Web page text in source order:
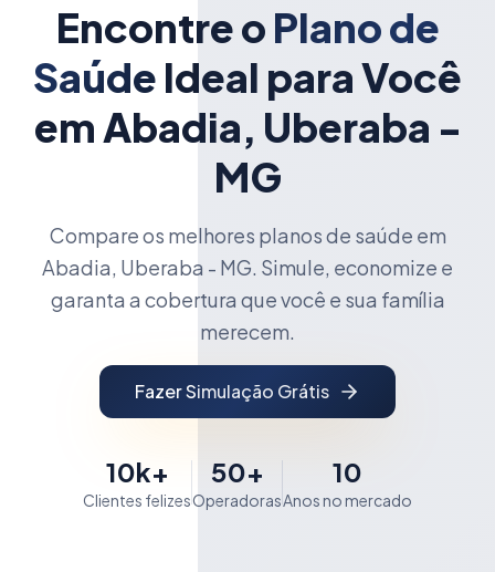
Encontre o Plano de
Saúde Ideal para Você
em Abadia, Uberaba -
MG
Compare os melhores planos de saúde em
Abadia, Uberaba - MG. Simule, economize e
garanta a cobertura que você e sua família
merecem.
Fazer Simulação Grátis
10k+
Clientes felizes
50+
Operadoras
10
Anos no mercado